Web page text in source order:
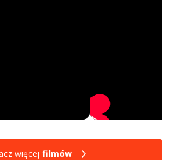
więcej filmów